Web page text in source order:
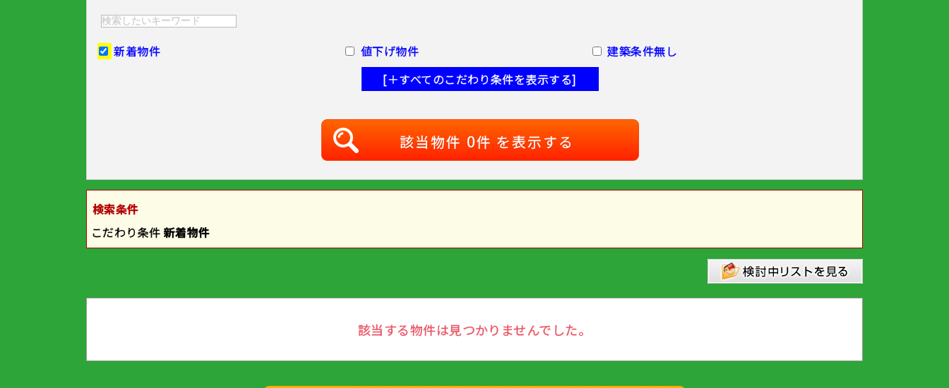
新着物件 値下げ物件
建築条件無し
[＋すべてのこだわり条件を表示する]
該当物件 0件 を表示する
検索条件
こだわり条件 新着物件
該当する物件は見つかりませんでした。